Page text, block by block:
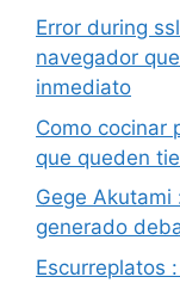
Error during
navegador
inmediato
Como cocinar
que queden
Gege
generado
Escurreplatos